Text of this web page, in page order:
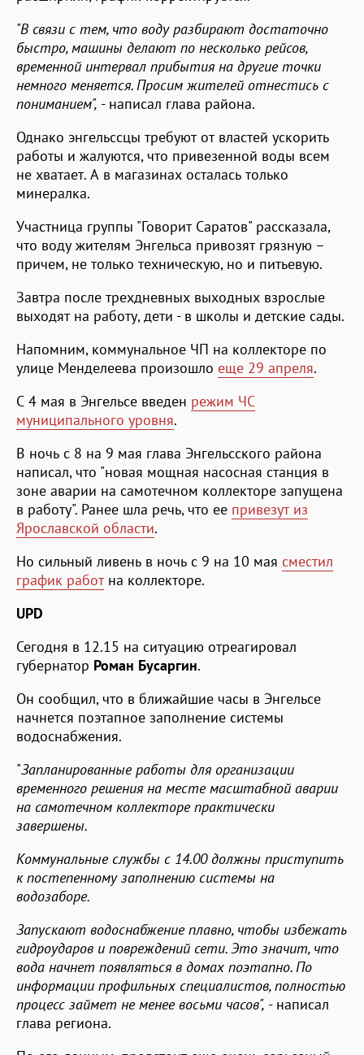
"В связи с тем, что воду разбирают достаточно
быстро, машины делают по несколько рейсов,
временной интервал прибытия на другие точки
немного меняется. Просим жителей отнестись с
пониманием", - написал глава района.
Однако энгельссцы требуют от властей ускорить
работы и жалуются, что привезенной воды всем
не хватает. А в магазинах осталась только
минералка.
Участница группы "Говорит Саратов" рассказала,
что воду жителям Энгельса привозят грязную –
причем, не только техническую, но и питьевую.
Завтра после трехдневных выходных взрослые
выходят на работу, дети - в школы и детские сады.
Напомним, коммунальное ЧП на коллекторе по
улице Менделеева произошло еще 29 апреля.
С 4 мая в Энгельсе введен режим ЧС
муниципального уровня.
В ночь с 8 на 9 мая глава Энгельсского района
написал, что "новая мощная насосная станция в
зоне аварии на самотечном коллекторе запущена
в работу". Ранее шла речь, что ее привезут из
Ярославской области.
Но сильный ливень в ночь с 9 на 10 мая сместил
график работна коллекторе.
UPD
Сегодня в 12.15 на ситуацию отреагировал
губернатор Роман Бусаргин.
Он сообщил, что в ближайшие часы в Энгельсе
начнется поэтапное заполнение системы
водоснабжения.
"Запланированные работы для организации
временного решения на месте масштабной аварии
на самотечном коллекторе практически
завершены.
Коммунальные службы с 14.00 должны приступить
к постепенному заполнению системы на
водозаборе.
Запускают водоснабжение плавно, чтобы избежать
гидроударов и повреждений сети. Это значит, что
вода начнет появляться в домах поэтапно. По
информации профильных специалистов, полностью
процесс займет не менее восьми часов", - написал
глава региона.